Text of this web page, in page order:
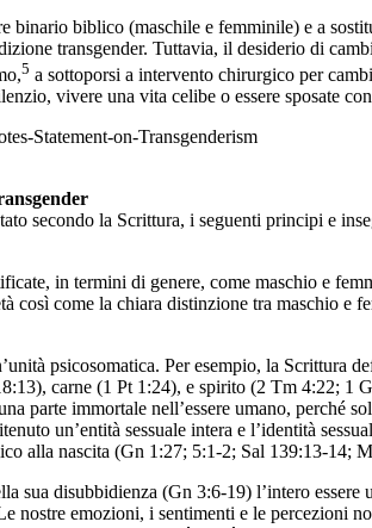
binario biblico (maschile e femminile) e a
transgender. Tuttavia, il desiderio di
5 a sottoporsi a intervento chirurgico per
vivere una vita celibe o essere sposate
secondo la Scrittura, i seguenti principi e
in termini di genere, come maschio e
così come la chiara distinzione tra maschio e
psicosomatica. Per esempio, la Scrittura
carne (1 Pt 1:24), e spirito (2 Tm 4:22; 1
parte immortale nell’essere umano,
un’entità sessuale intera e l’identità
alla nascita (Gn 1:27; 5:1-2; Sal 139:13-14;
sua disubbidienza (Gn 3:6-19) l’intero
nostre emozioni, i sentimenti e le